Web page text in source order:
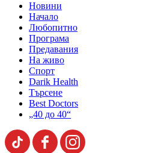
Новини
Начало
Любопитно
Програма
Предавания
На живо
Спорт
Darik Health
Търсене
Best Doctors
„40 до 40“